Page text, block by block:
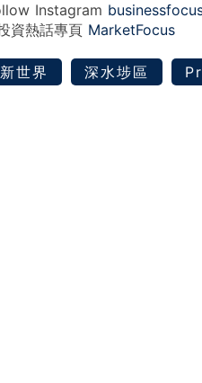
Instagram
資熱話專頁 MarketFocus
新世界 深水埗區